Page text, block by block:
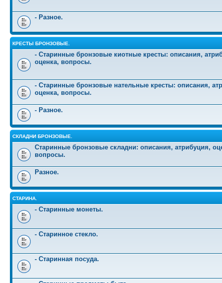
- Разное.
КРЕСТЫ БРОНЗОВЫЕ.
- Старинные бронзовые киотные кресты: описания,
оценка, вопросы.
- Старинные бронзовые нательные кресты: описания,
оценка, вопросы.
- Разное.
СКЛАДНИ БРОНЗОВЫЕ.
Старинные бронзовые складни: описания, атрибуция,
вопросы.
Разное.
СТАРИНА.
- Старинные монеты.
- Старинное стекло.
- Старинная посуда.